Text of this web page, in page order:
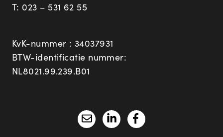
T: 023 – 531 62 55
KvK-nummer : 34037931
BTW-identificatie nummer:
NL8021.99.239.B01